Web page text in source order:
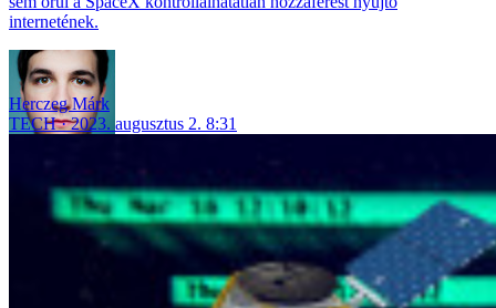
internetének.
Herczeg Márk
TECH
2023. augusztus 2. 8:31